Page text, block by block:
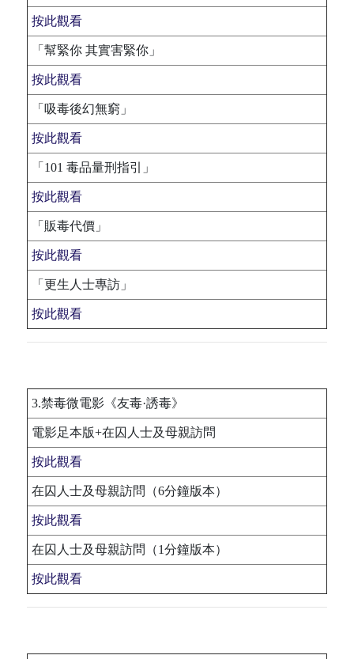
按此觀看
「幫緊你 其實害緊你」
按此觀看
「吸毒後幻無窮」
按此觀看
「101 毒品量刑指引」
按此觀看
「販毒代價」
按此觀看
「更生人士專訪」
按此觀看
3.禁毒微電影《友毒·誘毒》
電影足本版+在囚人士及母親訪問
按此觀看
在囚人士及母親訪問（6分鐘版本）
按此觀看
在囚人士及母親訪問（1分鐘版本）
按此觀看